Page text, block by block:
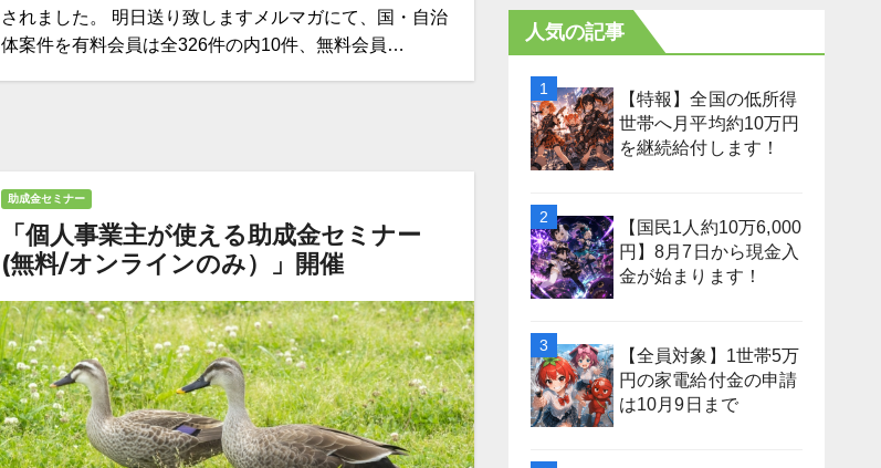
されました。 明日送り致しますメルマガにて、国・自治
体案件を有料会員は全326件の内10件、無料会員…
助成金セミナー
「個人事業主が使える助成金セミナー
(無料/オンラインのみ）」開催
人気の記事
【特報】全国の低所得
世帯へ月平均約10万円
を継続給付します！
【国民1人約10万6,000
円】8月7日から現金入
金が始まります！
【全員対象】1世帯5万
円の家電給付金の申請
は10月9日まで